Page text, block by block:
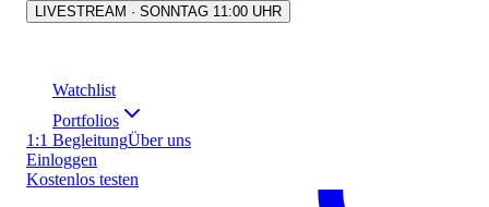
LIVESTREAM · SONNTAG 11:00 UHR
Watchlist
Portfolios
1:1 BegleitungÜber uns
Einloggen
Kostenlos testen